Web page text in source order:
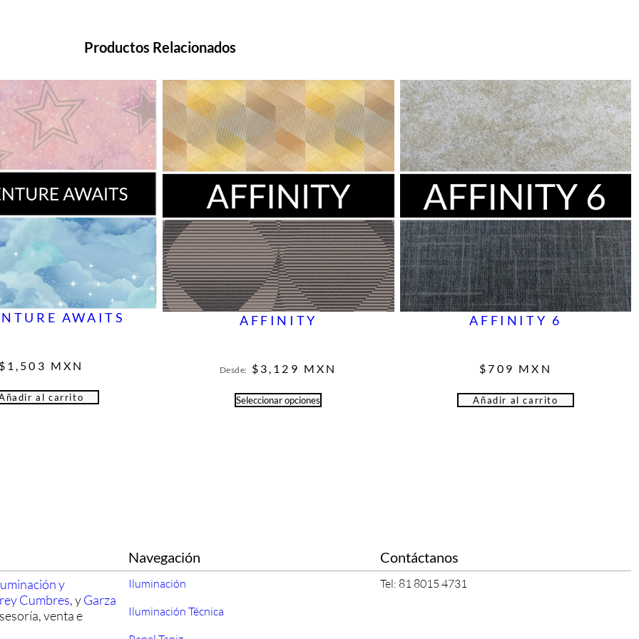
Productos Relacionados
AWAITS
1,503 MXN
al carrito
AFFINITY
Desde: $ 3,129 MXN
Seleccionar opciones
AFFINITY 6
$709 MXN
Añadir al carrito
y
Cumbres, yGarza
venta e
Navegación
Iluminación
Iluminación Técnica
Contáctanos
Tel: 81 8015 4731